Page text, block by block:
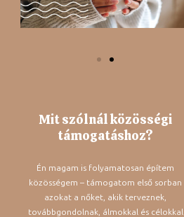
Mit szólnál közösségi
támogatáshoz?
Én magam is folyamatosan építem
közösségem – támogatom első sorban
azokat a nőket, akik terveznek,
továbbgondolnak, álmokkal és célokkal